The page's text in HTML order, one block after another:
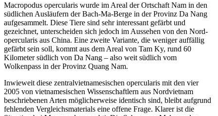
Macropodus opercularis wurde im Areal der Ortschaft Nam in den
südlichen Ausläufern der Bach-Ma-Berge in der Provinz Da Nang
aufgesammelt. Diese Tiere sind sehr interessant gefärbt und
gezeichnet, unterscheiden sich jedoch im Aussehen von den Nord-
opercularis aus China. Eine zweite Variante, die weniger auffällig
gefärbt sein soll, kommt aus dem Areal von Tam Ky, rund 60
Kilometer südlich von Da Nang – also weit südlich vom
Wolkenpass in der Provinz Quang Nam.
Inwieweit diese zentralvietnamesischen opercularis mit den vier
2005 von vietnamesischen Wissenschaftlern aus Nordvietnam
beschriebenen Arten möglicherweise identisch sind, bleibt aufgrund
fehlenden Vergleichsmaterials eine offene Frage. Klarer ist die